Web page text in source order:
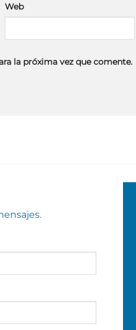
Web
la próxima vez que comente.